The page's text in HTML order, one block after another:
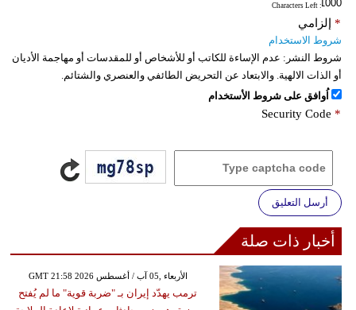
: Characters Left
إلزامي *
شروط الاستخدام
شروط النشر: عدم الإساءة للكاتب أو للأشخاص أو للمقدسات أو مهاجمة الأديان
أو الذات الالهية. والابتعاد عن التحريض الطائفي والعنصري والشتائم.
اُوافق على شروط الأستخدام
Security Code *
أرسل التعليق
أخبار ذات صلة
GMT 21:58 2026 الأربعاء ,05 آب / أغسطس
ترمب يهدّد إيران بـ "ضربة قوية" ما لم يُفتح